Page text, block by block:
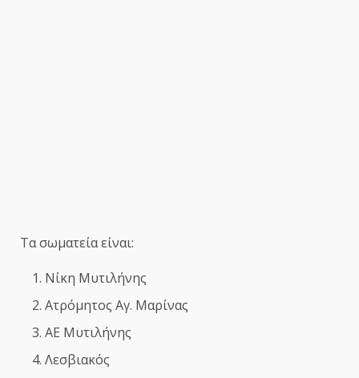
Τα σωματεία είναι:
Νίκη Μυτιλήνης
Ατρόμητος Αγ. Μαρίνας
ΑΕ Μυτιλήνης
Λεσβιακός